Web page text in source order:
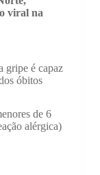
viral na
gripe é capaz
óbitos
de 6
alérgica)